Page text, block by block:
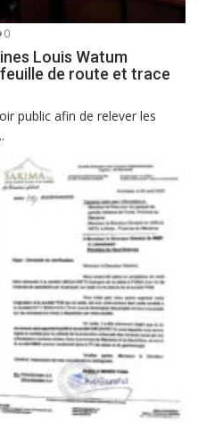
0
Louis Watum
de route et trace
public afin de relever les